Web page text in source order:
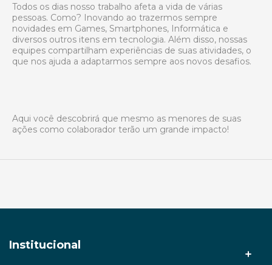
Todos os dias nosso trabalho afeta a vida de várias
pessoas. Como? Inovando ao trazermos sempre
novidades em Games, Smartphones, Informática e
diversos outros itens em tecnologia. Além disso, nossas
equipes compartilham experiências de suas atividades, o
que nos ajuda a adaptarmos sempre aos novos desafios.
Aqui você descobrirá que mesmo as menores de suas
ações como colaborador terão um grande impacto!
Institucional